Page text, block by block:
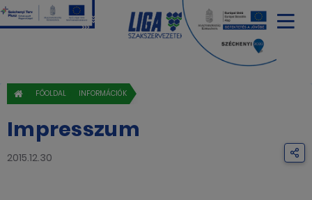
FŐOLDAL INFORMÁCIÓK
Impresszum
2015.12.30